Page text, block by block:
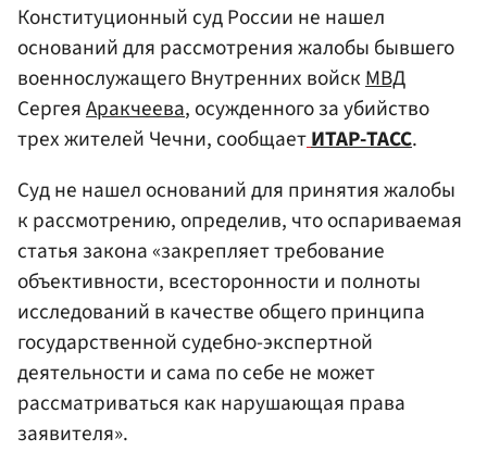
Конституционный суд России не нашел
оснований для рассмотрения жалобы бывшего
военнослужащего Внутренних войскМВД
СергеяАракчеева, осужденного за убийство
трех жителей Чечни, сообщаетИТАР-ТАСС.
Суд не нашел оснований для принятия жалобы
к рассмотрению, определив, что оспариваемая
статья закона «закрепляет требование
объективности, всесторонности и полноты
исследований в качестве общего принципа
государственной судебно-экспертной
деятельности и сама по себе не может
рассматриваться как нарушающая права
заявителя».